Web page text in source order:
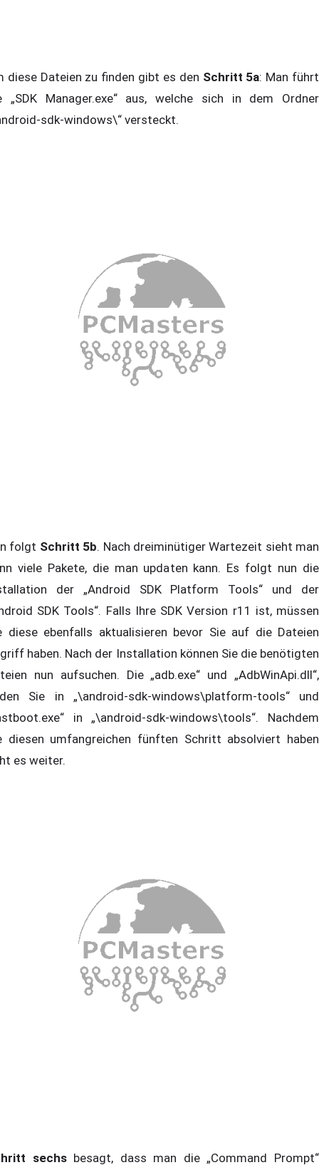
diese Dateien zu finden gibt es den Schritt 5a: Man führt
„SDK Manager.exe“ aus, welche sich in dem Ordner
sdk-windows\“ versteckt.
folgt Schritt 5b. Nach dreiminütiger Wartezeit sieht man
viele Pakete, die man updaten kann. Es folgt nun die
der „Android SDK Platform Tools“ und der
SDK Tools“. Falls Ihre SDK Version r11 ist, müssen
diese ebenfalls aktualisieren bevor Sie auf die Dateien
haben. Nach der Installation können Sie die benötigten
nun aufsuchen. Die „adb.exe“ und „AdbWinApi.dll“,
Sie in „\android-sdk-windows\platform-tools“ und
in „\android-sdk-windows\tools“. Nachdem
diesen umfangreichen fünften Schritt absolviert haben
es weiter.
sechsbesagt, dass man die „Command Prompt“